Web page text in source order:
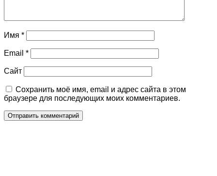
Имя *
Email *
Сайт
Сохранить моё имя, email и адрес сайта в этом
браузере для последующих моих комментариев.